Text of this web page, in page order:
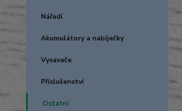
Nářadí
Akumulátory a nabíječky
Vysavače
Příslušenství
Ostatní